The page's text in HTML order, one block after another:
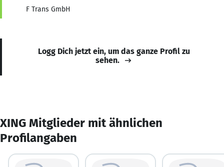
F Trans GmbH
Logg Dich jetzt ein, um das ganze Profil zu
sehen.
XING Mitglieder mit ähnlichen
Profilangaben